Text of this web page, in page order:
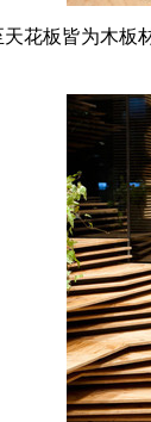
天花板皆为木